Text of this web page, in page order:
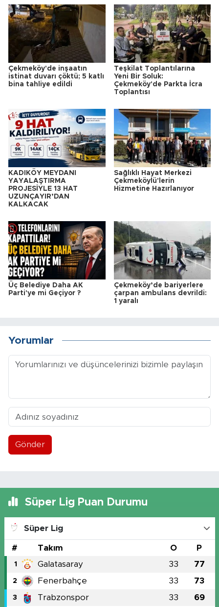
Çekmeköy'de inşaatın
istinat duvarı çöktü; 5 katlı
bina tahliye edildi
Teşkilat Toplantılarına
Yeni Bir Soluk:
Çekmeköy'de Parkta İcra
Toplantısı
KADIKÖY MEYDANI
YAYALAŞTIRMA
PROJESİYLE 13 HAT
UZUNÇAYIR’DAN
KALKACAK
Sağlıklı Hayat Merkezi
Çekmeköylü'lerin
Hizmetine Hazırlanıyor
Üç Belediye Daha AK
Parti'ye mi Geçiyor ?
Çekmeköy’de bariyerlere
çarpan ambulans devrildi:
1 yaralı
Yorumlar
Gönder
Süper Lig Puan Durumu
Süper Lig
# Takım O P
1 Galatasaray 33 77
2 Fenerbahçe 33 73
3 Trabzonspor 33 69